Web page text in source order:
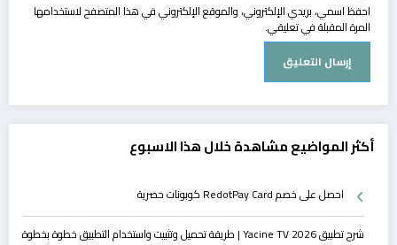
احفظ اسمي، بريدي الإلكتروني، والموقع الإلكتروني في هذا المتصفح لاستخدامها
المرة المقبلة في تعليقي.
أكثر المواضيع مشاهدة خلال هذا الاسبوع
احصل على خصم RedotPay Card كوبونات حصرية
شرح تطبيق Yacine TV 2026 | طريقة تحميل وتثبيت واستخدام التطبيق خطوة بخطوة